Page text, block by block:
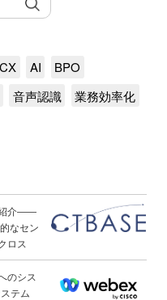
CX AI
BPO
音声認識 業務効率化
紹介――
なセン
ロス
のシス
テム